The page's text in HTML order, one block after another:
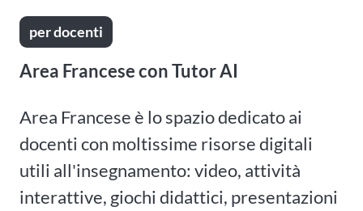
per docenti
Area Francese con Tutor AI
Area Francese è lo spazio dedicato ai
docenti con moltissime risorse digitali
utili all'insegnamento: video, attività
interattive, giochi didattici, presentazioni